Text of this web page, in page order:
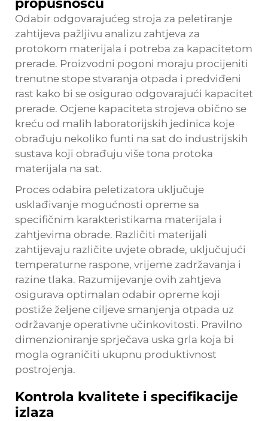
propusnošću
Odabir odgovarajućeg stroja za peletiranje
zahtijeva pažljivu analizu zahtjeva za
protokom materijala i potreba za kapacitetom
prerade. Proizvodni pogoni moraju procijeniti
trenutne stope stvaranja otpada i predviđeni
rast kako bi se osigurao odgovarajući kapacitet
prerade. Ocjene kapaciteta strojeva obično se
kreću od malih laboratorijskih jedinica koje
obrađuju nekoliko funti na sat do industrijskih
sustava koji obrađuju više tona protoka
materijala na sat.
Proces odabira peletizatora uključuje
usklađivanje mogućnosti opreme sa
specifičnim karakteristikama materijala i
zahtjevima obrade. Različiti materijali
zahtijevaju različite uvjete obrade, uključujući
temperaturne raspone, vrijeme zadržavanja i
razine tlaka. Razumijevanje ovih zahtjeva
osigurava optimalan odabir opreme koji
postiže željene ciljeve smanjenja otpada uz
održavanje operativne učinkovitosti. Pravilno
dimenzioniranje sprječava uska grla koja bi
mogla ograničiti ukupnu produktivnost
postrojenja.
Kontrola kvalitete i specifikacije
izlaza